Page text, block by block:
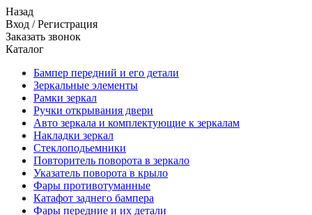
Назад
Вход /Регистрация
Заказать звонок
Каталог
Бампер передний и его детали
Зеркальные элементы
Рамки зеркал
Ручки открывания двери
Авто зеркала и комплектующие к зеркалам
Накладки зеркал
Стеклоподьемники
Повторитель поворота в зеркало
Указатель поворота в крыло
Фары противотуманные
Катафот заднего бампера
Фары передние и их детали